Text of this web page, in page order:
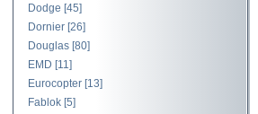
Dodge [45]
Dornier [26]
Douglas [80]
EMD [11]
Eurocopter [13]
Fablok [5]